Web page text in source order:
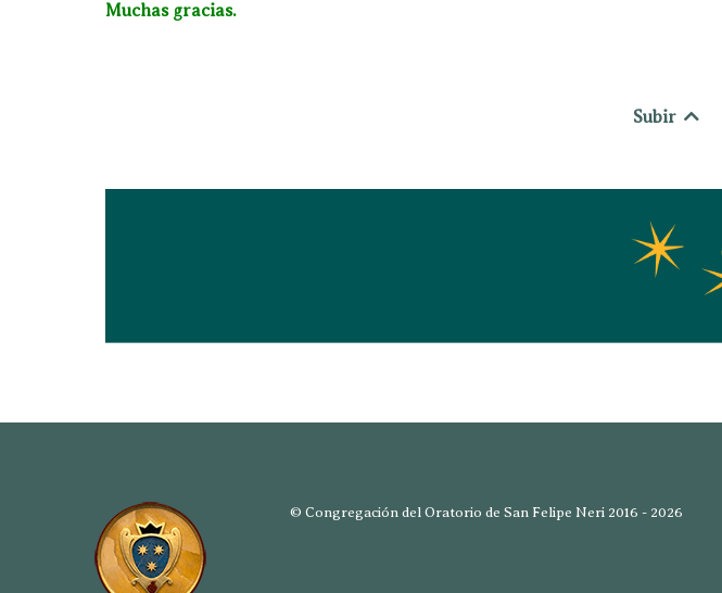
Muchas gracias.
Subir
© Congregación del Oratorio de San Felipe Neri 2016 - 2026